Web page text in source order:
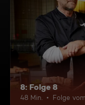
8: Folge 8
48 Min. Folge